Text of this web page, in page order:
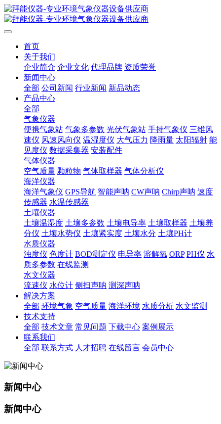
首页
关于我们
企业简介 企业文化 代理品牌 资质荣誉
新闻中心
全部 公司新闻 行业新闻 新品动态
产品中心
全部
气象仪器
便携气象站 气象多参数 光伏气象站 手持气象仪 三维风
速仪 风速风向仪 温湿度仪 大气压力 降雨量 太阳辐射 能
见度仪 数据采集器 安装配件
气体仪器
空气质量 颗粒物 气体取样器 气体分析仪
海洋仪器
海洋气象仪 GPS导航 智能声呐 CW声呐 Chirp声呐 速度
传感器 水温传感器
土壤仪器
土壤温湿度 土壤多参数 土壤电导率 土壤取样器 土壤养
分仪 土壤水势仪 土壤紧实度 土壤水分 土壤PH计
水质仪器
浊度仪 色度计 BOD测定仪 电导率 溶解氧 ORP PH仪 水
质多参数 在线监测
水文仪器
流速仪 水位计 侧扫声呐 测深声呐
解决方案
全部 环境气象 空气质量 海洋环境 水质分析 水文监测
技术支持
全部 技术文章 常见问题 下载中心 案例展示
联系我们
全部 联系方式 人才招聘 在线留言 会员中心
新闻中心
新闻中心